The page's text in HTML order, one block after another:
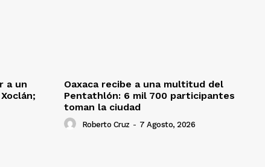
a un
Oaxaca recibe a una multitud del
Pentathlón: 6 mil 700 participantes
toman la ciudad
Roberto Cruz - 7 Agosto, 2026